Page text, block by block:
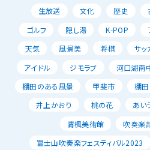
生放送
文化 歴史
ゴルフ
隠し湯 K-POP
天気
風景美 将棋 サッ
アイドル
ジモラブ 河口湖南
棚田のある風景
甲斐市 棚田
井上かおり
桃の花 あい
青楓美術館
吹奏楽
富士山吹奏楽フェスティバル2023